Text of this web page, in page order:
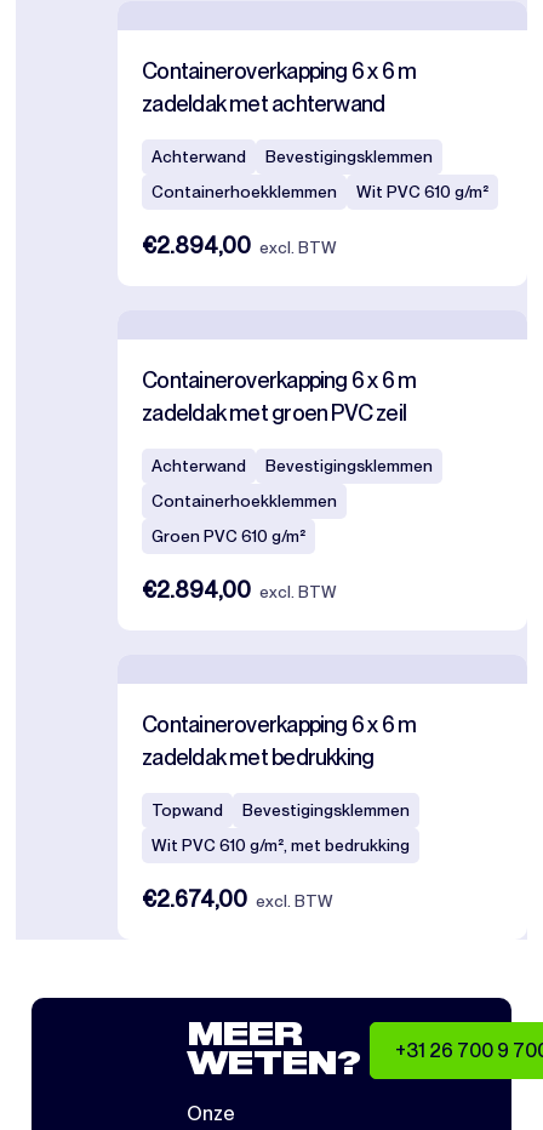
Containeroverkapping 6 x 6 m
zadeldak met achterwand
Achterwand
Bevestigingsklemmen
Containerhoekklemmen
Wit PVC 610 g/m²
€2.894,00 excl. BTW
Containeroverkapping 6 x 6 m
zadeldak met groen PVC zeil
Achterwand
Bevestigingsklemmen
Containerhoekklemmen
Groen PVC 610 g/m²
€2.894,00 excl. BTW
Containeroverkapping 6 x 6 m
zadeldak met bedrukking
Topwand
Bevestigingsklemmen
Wit PVC 610 g/m², met bedrukking
€2.674,00 excl. BTW
MEER
WETEN?
Onze
+31 26 700 9